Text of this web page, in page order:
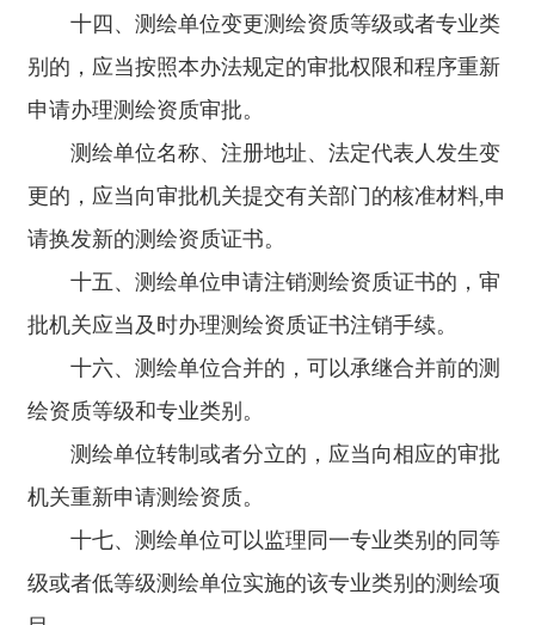
十四、测绘单位变更测绘资质等级或者专业类
别的，应当按照本办法规定的审批权限和程序重新
申请办理测绘资质审批。
测绘单位名称、注册地址、法定代表人发生变
更的，应当向审批机关提交有关部门的核准材料,申
请换发新的测绘资质证书。
十五、测绘单位申请注销测绘资质证书的，审
批机关应当及时办理测绘资质证书注销手续。
十六、测绘单位合并的，可以承继合并前的测
绘资质等级和专业类别。
测绘单位转制或者分立的，应当向相应的审批
机关重新申请测绘资质。
十七、测绘单位可以监理同一专业类别的同等
级或者低等级测绘单位实施的该专业类别的测绘项